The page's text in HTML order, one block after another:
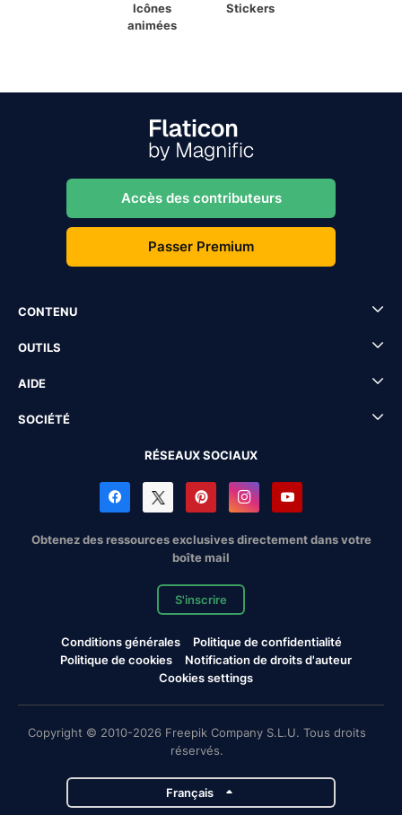
Icônes
animées
Stickers
Accès des contributeurs
Passer Premium
CONTENU
OUTILS
AIDE
SOCIÉTÉ
RÉSEAUX SOCIAUX
Obtenez des ressources exclusives directement dans votre
boîte mail
S'inscrire
Conditions générales
Politique de confidentialité
Politique de cookies
Notification de droits d'auteur
Cookies settings
Copyright © 2010-2026 Freepik Company S.L.U. Tous droits
réservés.
Français